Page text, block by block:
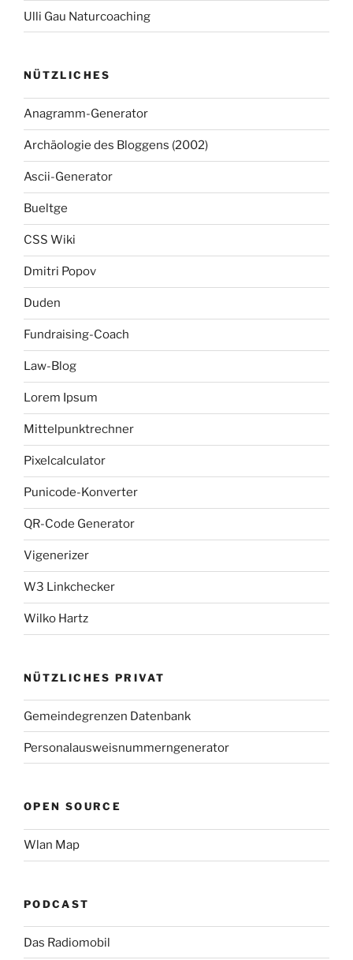
Ulli Gau Naturcoaching
NÜTZLICHES
Anagramm-Generator
Archäologie des Bloggens (2002)
Ascii-Generator
Bueltge
CSS Wiki
Dmitri Popov
Duden
Fundraising-Coach
Law-Blog
Lorem Ipsum
Mittelpunktrechner
Pixelcalculator
Punicode-Konverter
QR-Code Generator
Vigenerizer
W3 Linkchecker
Wilko Hartz
NÜTZLICHES PRIVAT
Gemeindegrenzen Datenbank
Personalausweisnummerngenerator
OPEN SOURCE
Wlan Map
PODCAST
Das Radiomobil